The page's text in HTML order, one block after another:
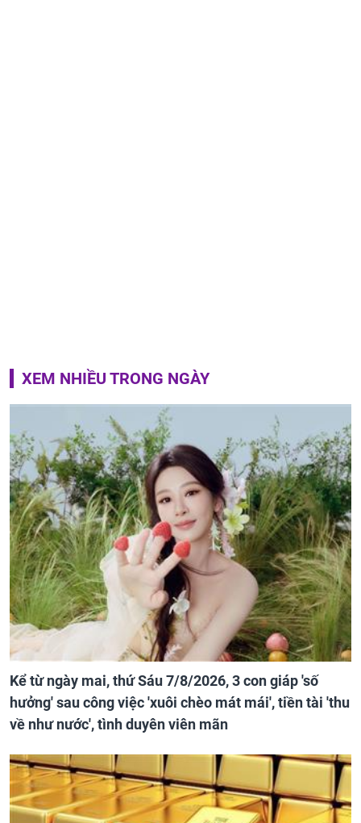
XEM NHIỀU TRONG NGÀY
Kể từ ngày mai, thứ Sáu 7/8/2026, 3 con giáp 'số
hưởng' sau công việc 'xuôi chèo mát mái', tiền tài 'thu
về như nước', tình duyên viên mãn